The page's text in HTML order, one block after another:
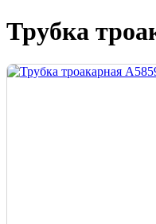
Трубка